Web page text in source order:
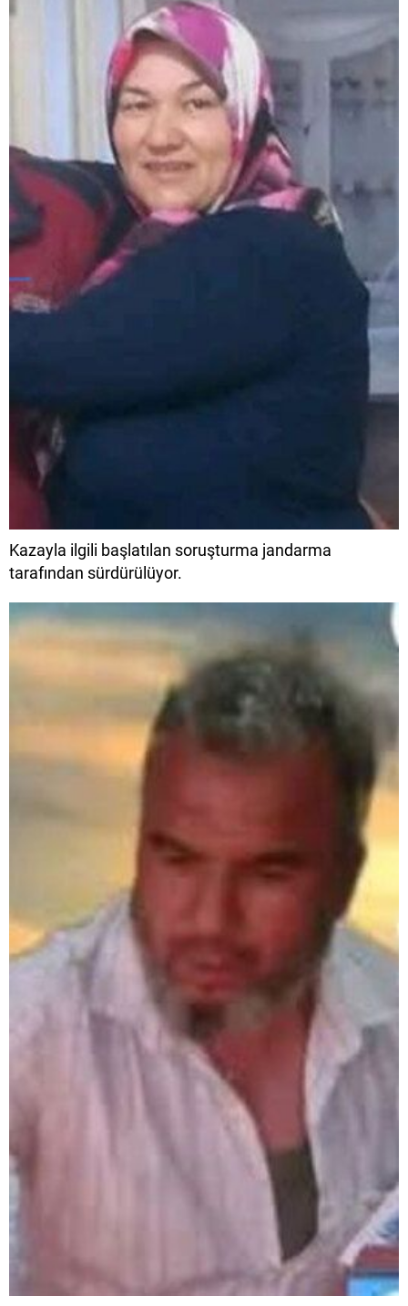
Kazayla ilgili başlatılan soruşturma jandarma
tarafından sürdürülüyor.